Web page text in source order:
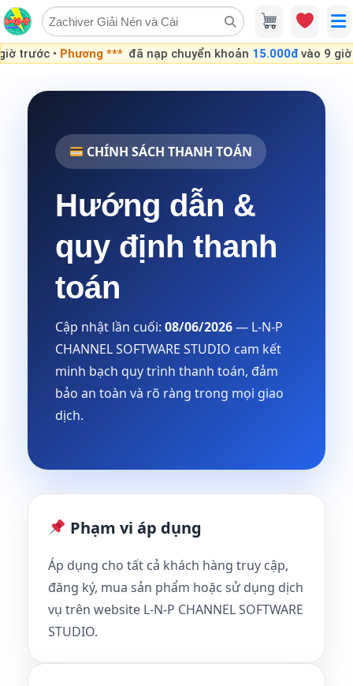
trước •Phương *** đã nạp chuyển khoản15.000đvào 9 giờ
Skip
to
content
CHÍNH SÁCH THANH TOÁN
Hướng dẫn &
quy định thanh
toán
Cập nhật lần cuối: 08/06/2026— L-N-P
CHANNEL SOFTWARE STUDIO cam kết
minh bạch quy trình thanh toán, đảm
bảo an toàn và rõ ràng trong mọi giao
dịch.
Phạm vi áp dụng
Áp dụng cho tất cả khách hàng truy cập,
đăng ký, mua sản phẩm hoặc sử dụng dịch
vụ trên website L-N-P CHANNEL SOFTWARE
STUDIO.